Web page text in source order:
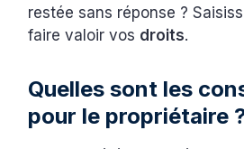
restée sans réponse ?
faire valoir vos droits.
Quelles sont les
pour le propriétaire